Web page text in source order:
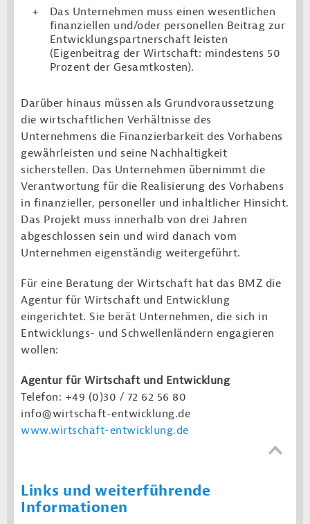
Das Unternehmen muss einen wesentlichen
finanziellen und/oder personellen Beitrag zur
Entwicklungspartnerschaft leisten
(Eigenbeitrag der Wirtschaft: mindestens 50
Prozent der Gesamtkosten).
Darüber hinaus müssen als Grundvoraussetzung
die wirtschaftlichen Verhältnisse des
Unternehmens die Finanzierbarkeit des Vorhabens
gewährleisten und seine Nachhaltigkeit
sicherstellen. Das Unternehmen übernimmt die
Verantwortung für die Realisierung des Vorhabens
in finanzieller, personeller und inhaltlicher Hinsicht.
Das Projekt muss innerhalb von drei Jahren
abgeschlossen sein und wird danach vom
Unternehmen eigenständig weitergeführt.
Für eine Beratung der Wirtschaft hat das BMZ die
Agentur für Wirtschaft und Entwicklung
eingerichtet. Sie berät Unternehmen, die sich in
Entwicklungs- und Schwellenländern engagieren
wollen:
Agentur für Wirtschaft und Entwicklung
Telefon: +49 (0)30 / 72 62 56 80
info@wirtschaft-entwicklung.de
www.wirtschaft-entwicklung.de
Links und weiterführende
Informationen